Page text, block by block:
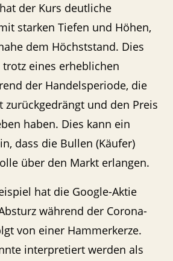
der Kurs deutliche
starken Tiefen und Höhen,
dem Höchststand. Dies
eines erheblichen
der Handelsperiode, die
zurückgedrängt und den Preis
haben. Dies kann ein
dass die Bullen (Käufer)
über den Markt erlangen.
hat die Google-Aktie
während der Corona-
von einer Hammerkerze.
interpretiert werden als